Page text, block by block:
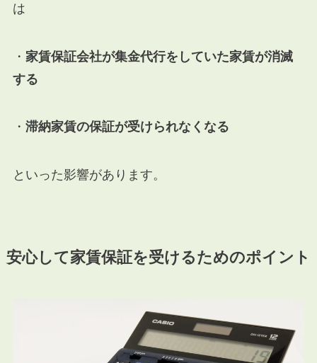
は
・ 家賃保証会社が集金代行をしていた家賃が消滅
する
・ 滞納家賃の保証が受けられなくなる
といった影響があります。
安心して家賃保証を受けるためのポイント